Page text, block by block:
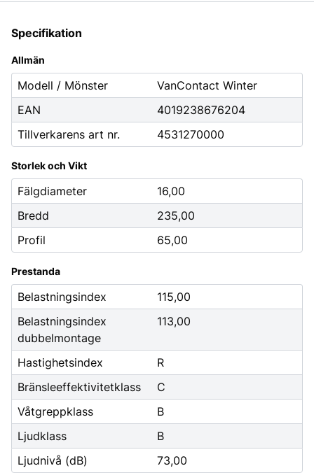
Specifikation
Allmän
Modell / Mönster
VanContact Winter
EAN
4019238676204
Tillverkarens art nr.
4531270000
Storlek och Vikt
Fälgdiameter
16,00
Bredd
235,00
Profil
65,00
Prestanda
Belastningsindex
115,00
Belastningsindex
dubbelmontage
113,00
Hastighetsindex
R
Bränsleeffektivitetklass
C
Våtgreppklass
B
Ljudklass
B
Ljudnivå (dB)
73,00